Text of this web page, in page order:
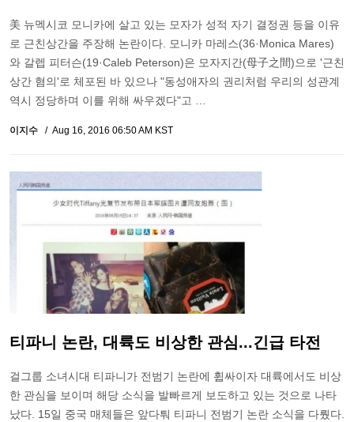
美 뉴멕시코 모니카에 살고 있는 모자가 성적 자기 결정권 등을 이유
로 근친상간을 주장해 논란이다. 모니카 마레스(36·Monica Mares)
와 갈렙 피터슨(19·Caleb Peterson)은 모자지간(母子之間)으로 '근친
상간 혐의'로 체포된 바 있으나 "동성애자의 권리처럼 우리의 성관계
역시 정당하며 이를 위해 싸우겠다"고 …
이지수 Aug 16, 2016 06:50 AM KST
티파니 논란, 대륙도 비상한 관심...긴급 타전
걸그룹 소녀시대 티파니가 전범기 논란에 휩싸이자 대륙에서도 비상
한 관심을 보이며 해당 소식을 발빠르게 보도하고 있는 것으로 나타
났다. 15일 중국 매체들은 앞다퉈 티파니 전범기 논란 소식을 다뤘다.